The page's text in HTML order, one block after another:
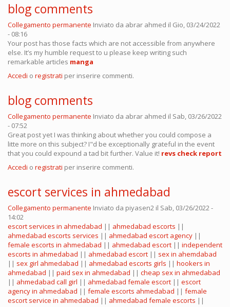
blog comments
Collegamento permanente Inviato da abrar ahmed il Gio, 03/24/2022
- 08:16
Your post has those facts which are not accessible from anywhere
else. It’s my humble request to u please keep writing such
remarkable articles manga
Accedi o registrati per inserire commenti.
blog comments
Collegamento permanente Inviato da abrar ahmed il Sab, 03/26/2022
- 07:52
Great post yet I was thinking about whether you could compose a
litte more on this subject? I"d be exceptionally grateful in the event
that you could expound a tad bit further. Value it! revs check report
Accedi o registrati per inserire commenti.
escort services in ahmedabad
Collegamento permanente Inviato da piyasen2 il Sab, 03/26/2022 -
14:02
escort services in ahmedabad || ahmedabad escorts ||
ahmedabad escorts services || ahmedabad escort agency ||
female escorts in ahmedabad || ahmedabad escort || independent
escorts in ahmedabad || ahmedabad escort || sex in ahemdabad
|| sex girl ahmedabad || ahmedabad escorts girls || hookers in
ahmedabad || paid sex in ahmedabad || cheap sex in ahmedabad
|| ahmedabad call girl || ahmedabad female escort || escort
agency in ahmedabad || female escorts ahmedabad || female
escort service in ahmedabad || ahmedabad female escorts ||